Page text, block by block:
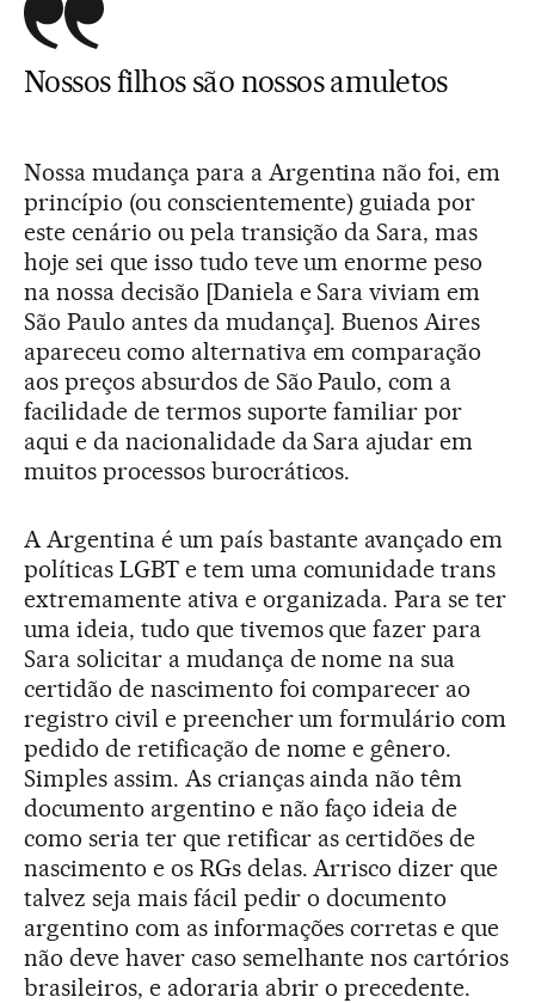
Nossos filhos são nossos amuletos
Nossa mudança para a Argentina não foi, em
princípio (ou conscientemente) guiada por
este cenário ou pela transição da Sara, mas
hoje sei que isso tudo teve um enorme peso
na nossa decisão [Daniela e Sara viviam em
São Paulo antes da mudança]. Buenos Aires
apareceu como alternativa em comparação
aos preços absurdos de São Paulo, com a
facilidade de termos suporte familiar por
aqui e da nacionalidade da Sara ajudar em
muitos processos burocráticos.
A Argentina é um país bastante avançado em
políticas LGBT e tem uma comunidade trans
extremamente ativa e organizada. Para se ter
uma ideia, tudo que tivemos que fazer para
Sara solicitar a mudança de nome na sua
certidão de nascimento foi comparecer ao
registro civil e preencher um formulário com
pedido de retificação de nome e gênero.
Simples assim. As crianças ainda não têm
documento argentino e não faço ideia de
como seria ter que retificar as certidões de
nascimento e os RGs delas. Arrisco dizer que
talvez seja mais fácil pedir o documento
argentino com as informações corretas e que
não deve haver caso semelhante nos cartórios
brasileiros, e adoraria abrir o precedente.